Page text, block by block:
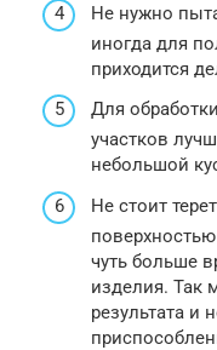
Не нужно
иногда для
приходится
Для
участков
небольшой
Не стоит
чуть больше
изделия. Так
результата и